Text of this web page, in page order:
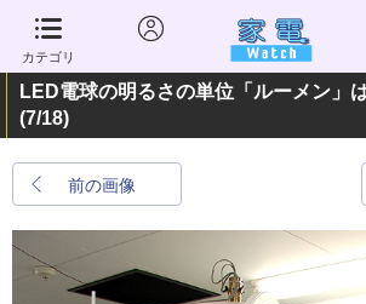
カテゴリ
LED電球の明るさの単位「ルーメン」
(7/18)
前の画像